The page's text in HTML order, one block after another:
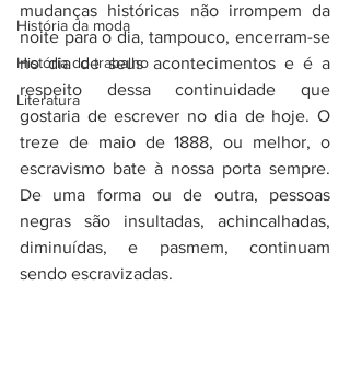
História da moda
História do trabalho
Literatura
mudanças históricas não irrompem da
noite para o dia, tampouco, encerram-se
no dia de seus acontecimentos e é a
respeito dessa continuidade que
gostaria de escrever no dia de hoje. O
treze de maio de 1888, ou melhor, o
escravismo bate à nossa porta sempre.
De uma forma ou de outra, pessoas
negras são insultadas, achincalhadas,
diminuídas, e pasmem, continuam
sendo escravizadas.